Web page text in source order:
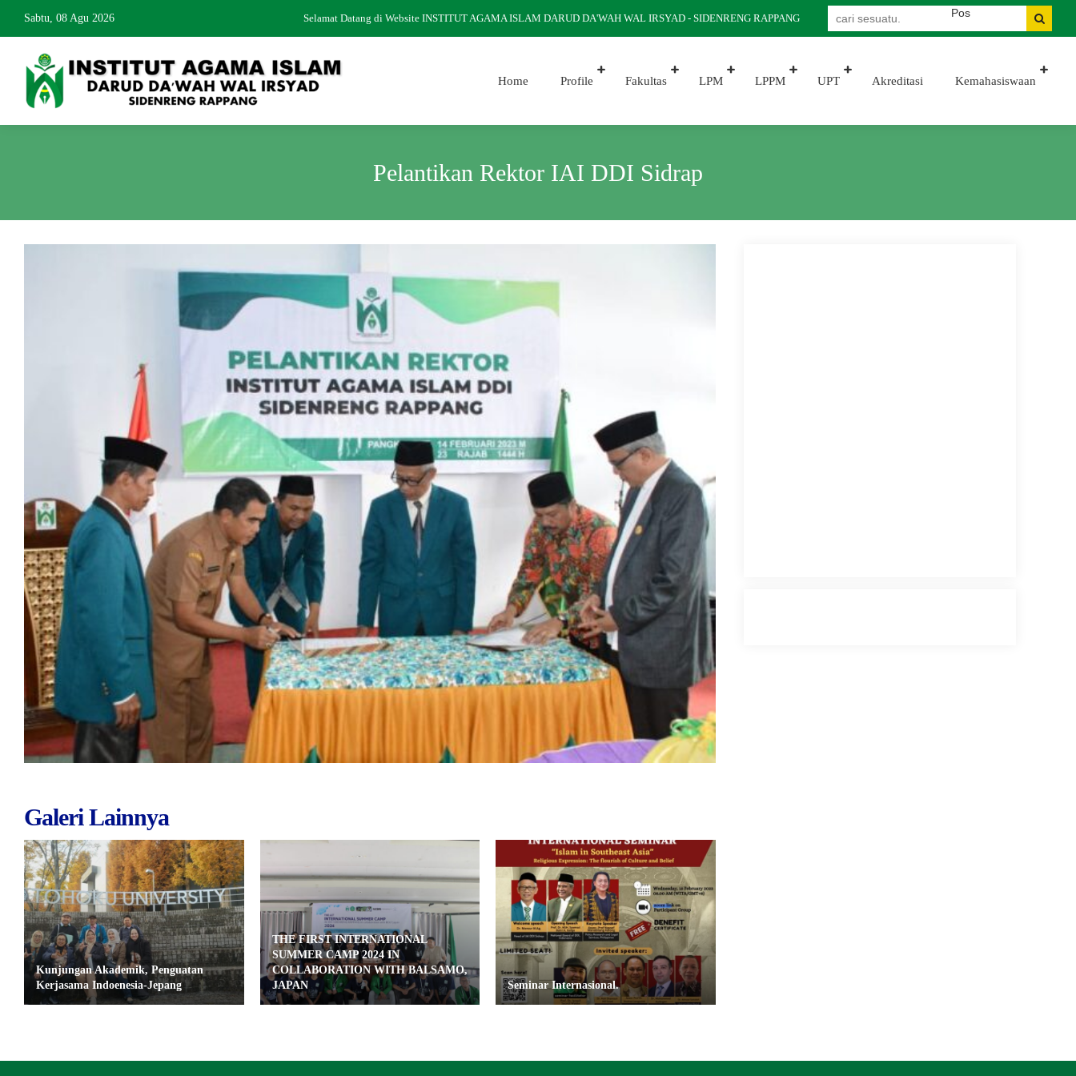
Sabtu, 08 Agu 2026 Selamat Datang di Website INSTITUT AGAMA ISLAM DARUD DA'WAH WAL IRSYAD - SIDENRENG RAPPANG
Home Profile Fakultas LPM LPPM UPT Akreditasi Kemahasiswaan
Pelantikan Rektor IAI DDI Sidrap
Galeri Lainnya
Kunjungan Akademik, Penguatan
Kerjasama Indoenesia-Jepang
THE FIRST INTERNATIONAL
SUMMER CAMP 2024 IN
COLLABORATION WITH BALSAMO,
JAPAN
Seminar Internasional.